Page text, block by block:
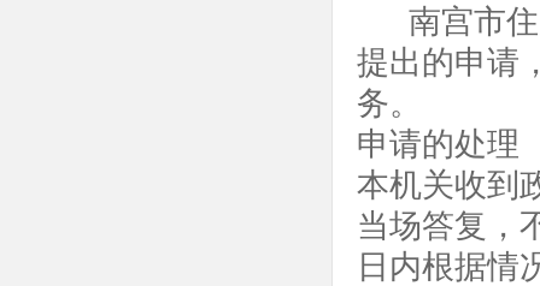
南宫市
提出的申请
务。
申请的处理
本机关收到
当场答复，
日内根据情